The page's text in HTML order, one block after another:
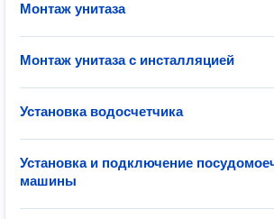
Монтаж унитаза
Монтаж унитаза с инсталляцией
Установка водосчетчика
Установка и подключение
машины